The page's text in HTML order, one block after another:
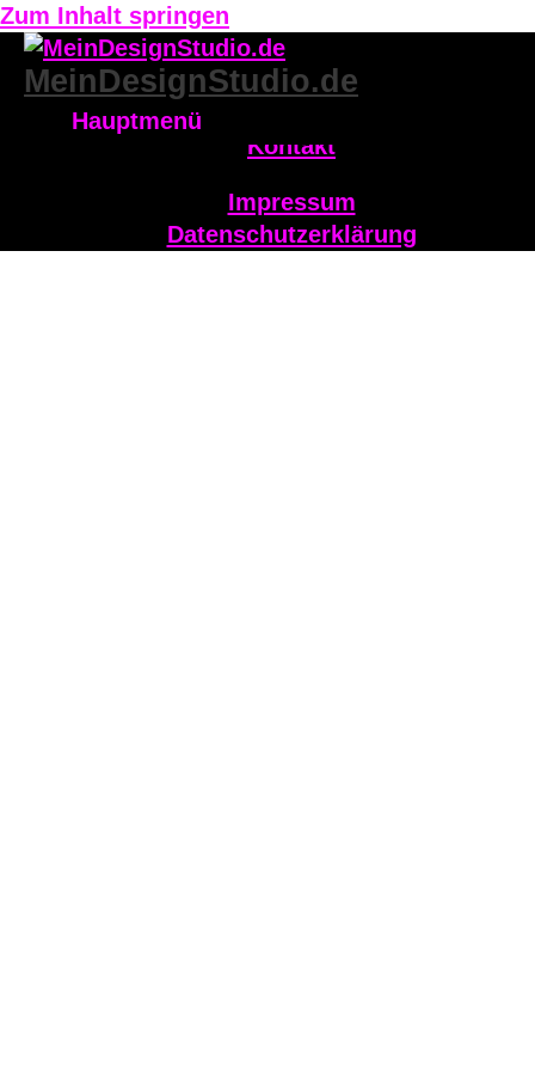
Zum Inhalt springen
MeinDesignStudio.de
Hauptmenü
Kontakt
Impressum
Datenschutzerklärung